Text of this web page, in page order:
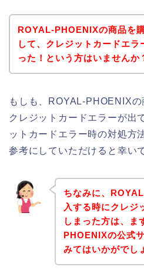
ROYAL-PHOENIXの商品を
して、クレジットカードエラ
った！という方はいませんか
もしも、ROYAL-PHOENIX
クレジットカードエラーが出
ットカードエラー時の対処方
参考にしていただけると幸い
ちなみに、
入する時にクレジ
しまった方は、ま
PHOENIXの公式
みてはいかがでし